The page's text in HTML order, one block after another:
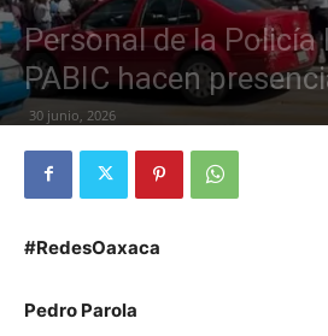
Personal de la Policía
PABIC hacen
30 junio, 2026
#RedesOaxaca
Pedro Parola